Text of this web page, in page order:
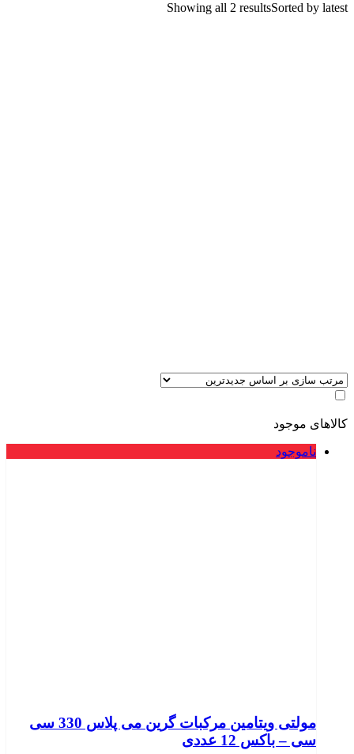
Showing all 2 resultsSorted by latest
کالاهای موجود
ناموجود
مولتی ویتامین مرکبات گرین می پلاس 330 سی
سی – باکس 12 عددی